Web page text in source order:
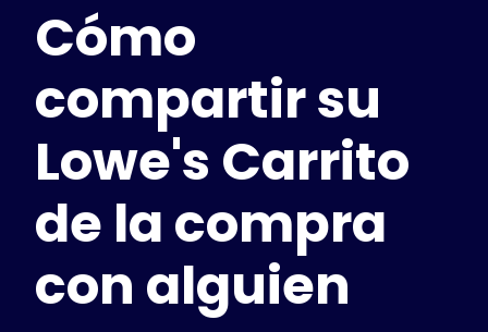
Para consumidores
Para escuelas
Para empresas
Obtén Plus+
Iniciar sesión
Tiendas compatibles
Preguntas frecuentes
Cómo
compartir su
Lowe's Carrito
de la compra
con alguien